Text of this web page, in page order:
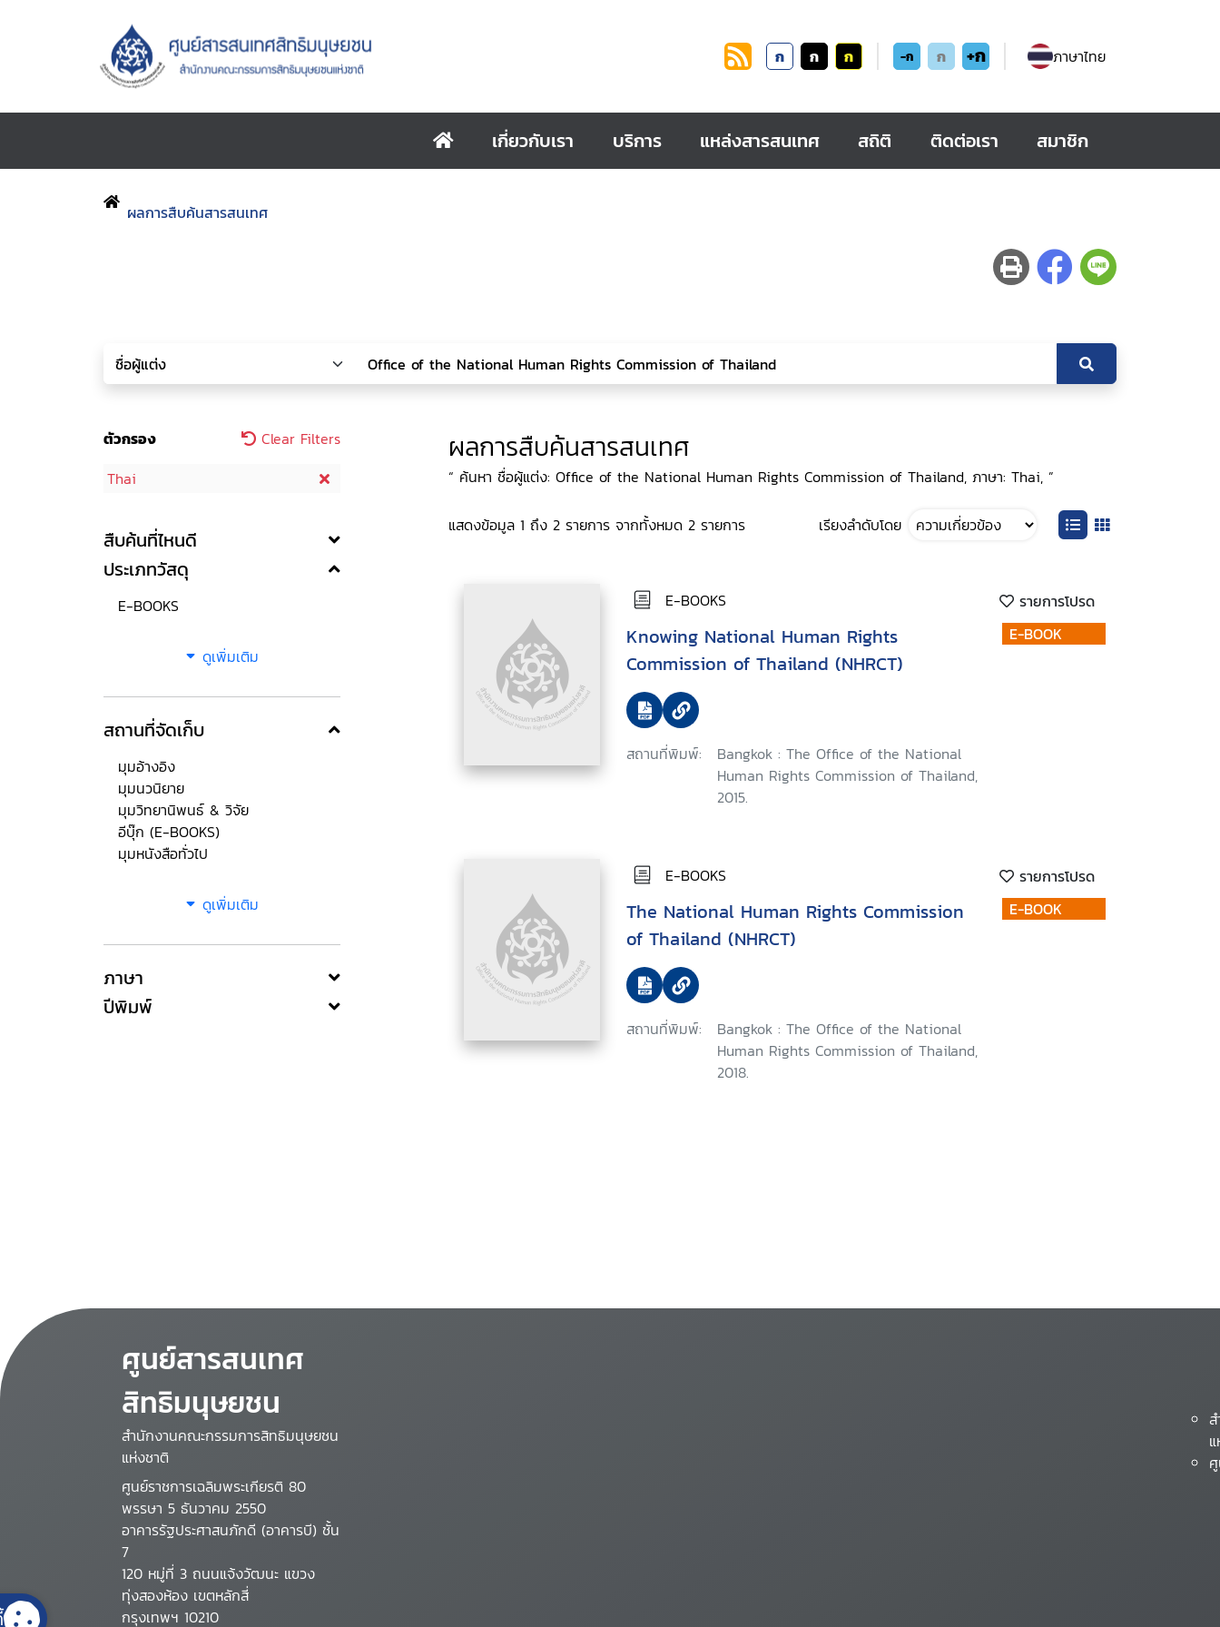
ก ก ก -ก ก +ก ภาษาไทย
เกี่ยวกับเรา บริการ แหล่งสารสนเทศ สถิติ ติดต่อเรา สมาชิก
ผลการสืบค้นสารสนเทศ
ตัวกรอง
Clear Filters
Thai
สืบค้นที่ไหนดี
ประเภทวัสดุ
E-BOOKS
ดูเพิ่มเติม
สถานที่จัดเก็บ
มุมอ้างอิง
มุมนวนิยาย
มุมวิทยานิพนธ์ & วิจัย
อีบุ๊ก (E-BOOKS)
มุมหนังสือทั่วไป
ดูเพิ่มเติม
ภาษา
ปีพิมพ์
ผลการสืบค้นสารสนเทศ
“ ค้นหา ชื่อผู้แต่ง: Office of the National Human Rights Commission of Thailand, ภาษา: Thai, ”
แสดงข้อมูล 1 ถึง 2 รายการ จากทั้งหมด 2 รายการ เรียงลำดับโดย
E-BOOKS รายการโปรด
Knowing National Human Rights
Commission of Thailand (NHRCT)
สถานที่พิมพ์:
Bangkok : The Office of the National
Human Rights Commission of Thailand,
2015.
E-BOOK
E-BOOKS รายการโปรด
The National Human Rights Commission
of Thailand (NHRCT)
สถานที่พิมพ์:
Bangkok : The Office of the National
Human Rights Commission of Thailand,
2018.
E-BOOK
ศูนย์สารสนเทศ
สิทธิมนุษยชน
สำนักงานคณะกรรมการสิทธิมนุษยชน
แห่งชาติ
ศูนย์ราชการเฉลิมพระเกียรติ 80
พรรษา 5 ธันวาคม 2550
อาคารรัฐประศาสนภักดี (อาคารบี) ชั้น
7
120 หมู่ที่ 3 ถนนแจ้งวัฒนะ แขวง
ทุ่งสองห้อง เขตหลักสี่
กรุงเทพฯ 10210